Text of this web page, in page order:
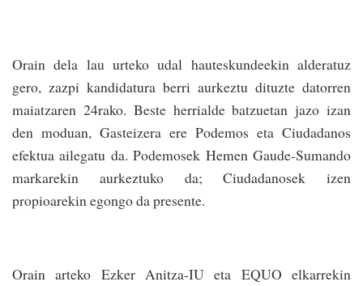
Orain dela lau urteko udal hauteskundeekin alderatuz
gero, zazpi kandidatura berri aurkeztu dituzte datorren
maiatzaren 24rako. Beste herrialde batzuetan jazo izan
den moduan, Gasteizera ere Podemos eta Ciudadanos
efektua ailegatu da. Podemosek Hemen Gaude-Sumando
markarekin aurkeztuko da; Ciudadanosek izen
propioarekin egongo da presente.
Orain arteko Ezker Anitza-IU eta EQUO elkarrekin